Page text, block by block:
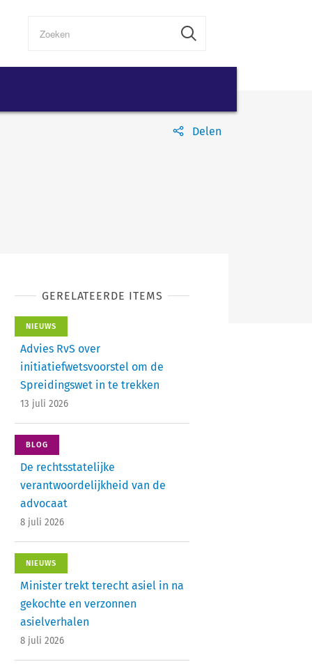
Delen
GERELATEERDE ITEMS
NIEUWS
Advies RvS over
initiatiefwetsvoorstel om de
Spreidingswet in te trekken
13 juli 2026
BLOG
De rechtsstatelijke
verantwoordelijkheid van de
advocaat
8 juli 2026
NIEUWS
Minister trekt terecht asiel in na
gekochte en verzonnen
asielverhalen
8 juli 2026